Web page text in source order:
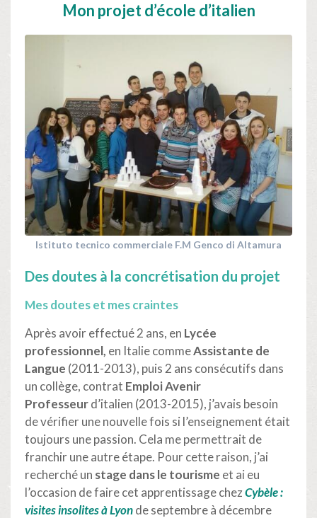
Mon projet d’école d’italien
Istituto tecnico commerciale F.M Genco di Altamura
Des doutes à la concrétisation du projet
Mes doutes et mes craintes
Après avoir effectué 2 ans, en Lycée
professionnel, en Italie commeAssistante de
Langue (2011-2013), puis 2 ans consécutifs dans
un collège, contrat Emploi Avenir
Professeurd’italien (2013-2015), j’avais besoin
de vérifier une nouvelle fois si l’enseignement était
toujours une passion. Cela me permettrait de
franchir une autre étape. Pour cette raison, j’ai
recherché un stage dans le tourisme et ai eu
l’occasion de faire cet apprentissage chezCybèle :
visites insolites à Lyonde septembre à décembre